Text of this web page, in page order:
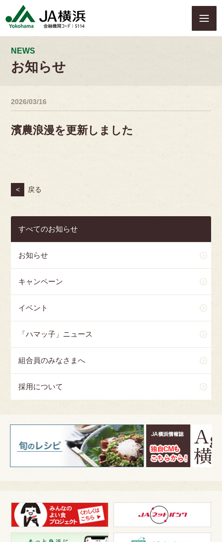
p
NEWS
お知らせ
2026/03/16
濱農浪漫を更新しました
< 戻る
すべてのお知らせ
お知らせ
キャンペーン
イベント
「ハマッ子」ニュース
組合員のみなさまへ
採用について